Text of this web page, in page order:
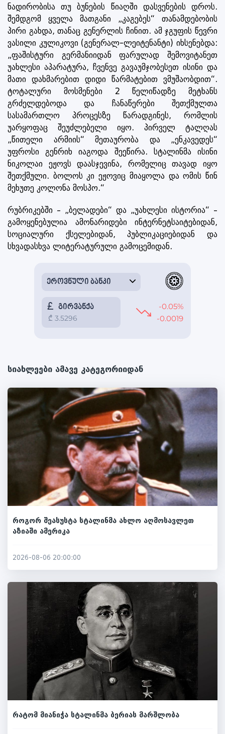
ნადირობისა თუ ბუნების წიაღში დასვენების დროს.
შემდგომ ყველა მათგანი „კაგებეს“ თანამდებობის
პირი გახდა, თანაც გენერლის ჩინით. ამ ჯგუფის წევრი
ვასილი კულიკოვი (გენერალ-ლეიტენანტი) იხსენებდა:
„ფაშისტური გერმანიიდან ფარულად შემოვიტანეთ
უახლესი აპარატურა, ჩვენვე გავაუმჯობესეთ ისინი და
მათი დახმარებით დიდი წარმატებით ვმუშაობდით“.
ტოტალური მოსმენები 2 წელიწადზე მეტხანს
გრძელდებოდა და ჩანაწერები შეთქმულთა
სასამართლო პროცესზე წარადგინეს, რომლის
უარყოფაც შეუძლებელი იყო. პირველ ტალღას
„წითელი არმიის“ მეთაურობა და „ენკავედეს“
უფროსი გენრიხ იაგოდა შეეწირა. სტალინმა ისინი
ნიკოლაი ეჟოვს დაასჯევინა, რომელიც თავად იყო
შეთქმული. ბოლოს კი ეჟოვიც მიაყოლა და ომის წინ
მეხუთე კოლონა მოსპო.“
რუბრიკებში – „ბელადები“ და „უახლესი ისტორია“ –
გამოყენებულია ამონარიდები ინტერნეტსაიტებიდან,
სოციალური ქსელებიდან, პუბლიკაციებიდან და
სხვადასხვა ლიტერატურული გამოცემიდან.
სიახლეები ამავე კატეგორიიდან
როგორ შეასუსტა სტალინმა ახლო აღმოსავლეთ
აზიაში ამერიკა
2026-08-06 20:00:00
რატომ მიანიჭა სტალინმა ბერიას მარშლობა